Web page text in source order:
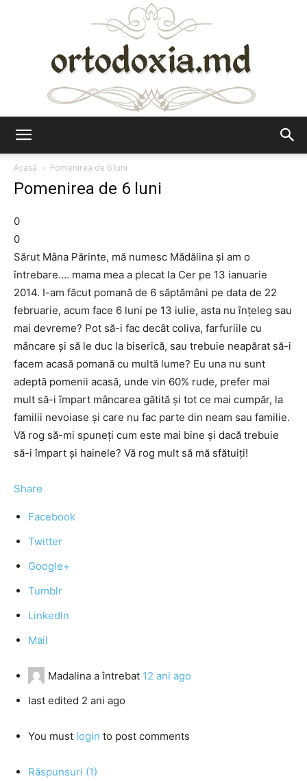
Acasă
Pomenirea de 6 luni
Pomenirea de 6 luni
0
0
Sărut Mâna Părinte, mă numesc Mădălina și am o
întrebare…. mama mea a plecat la Cer pe 13 ianuarie
2014. I-am făcut pomană de 6 săptămâni pe data de 22
februarie, acum face 6 luni pe 13 iulie, asta nu înțeleg sau
mai devreme? Pot să-i fac decât coliva, farfuriile cu
mâncare și să le duc la biserică, sau trebuie neapărat să-i
facem acasă pomană cu multă lume? Eu una nu sunt
adeptă pomenii acasă, unde vin 60% rude, prefer mai
mult să-i împart mâncarea gătită și tot ce mai cumpăr, la
familii nevoiase și care nu fac parte din neam sau familie.
Vă rog să-mi spuneți cum este mai bine și dacă trebuie
să-i împart și hainele? Vă rog mult să mă sfătuiți!
Share
Facebook
Twitter
Google+
Tumblr
LinkedIn
Mail
Madalina a întrebat 12 ani ago
last edited 2 ani ago
You must login to post comments
Răspunsuri (1)